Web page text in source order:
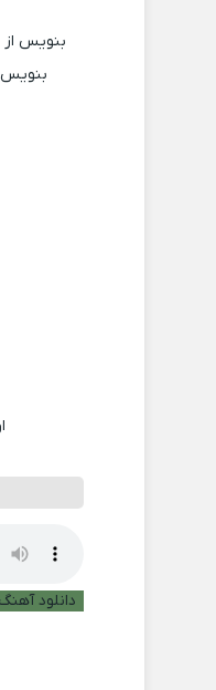
بنویس
بنویس
دانلود آهنگ